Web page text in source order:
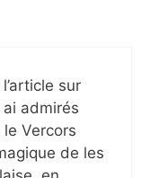
sur
admirés
Vercors
de les